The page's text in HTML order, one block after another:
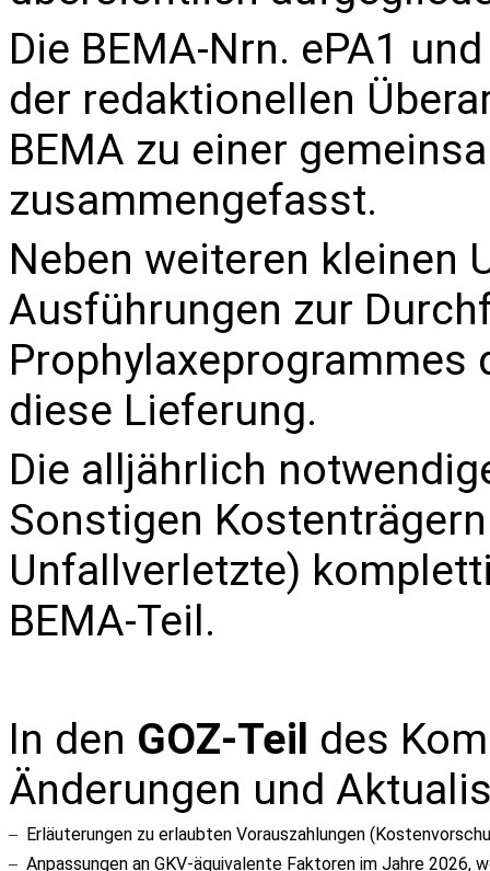
Die BEMA-Nrn. ePA1
der redaktionellen
BEMA zu einer
zusammengefasst.
Neben weiteren kleinen
Ausführungen zur
Prophylaxeprogrammes
diese Lieferung.
Die alljährlich
Sonstigen
Unfallverletzte)
BEMA-Teil.
In den GOZ-Teil des
Änderungen und
– Erläuterungen zu erlaubten Vorauszahlungen
– Anpassungen an GKV-äquivalente Faktoren im Jahre